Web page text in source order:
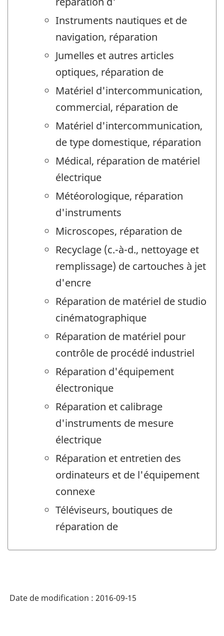
Instruments nautiques et de
navigation, réparation
Jumelles et autres articles
optiques, réparation de
Matériel d'intercommunication,
commercial, réparation de
Matériel d'intercommunication,
de type domestique, réparation
Médical, réparation de matériel
électrique
Météorologique, réparation
d'instruments
Microscopes, réparation de
Recyclage (c.-à-d., nettoyage et
remplissage) de cartouches à jet
d'encre
Réparation de matériel de studio
cinématographique
Réparation de matériel pour
contrôle de procédé industriel
Réparation d'équipement
électronique
Réparation et calibrage
d'instruments de mesure
électrique
Réparation et entretien des
ordinateurs et de l'équipement
connexe
Téléviseurs, boutiques de
réparation de
Date de modification : 2016-09-15